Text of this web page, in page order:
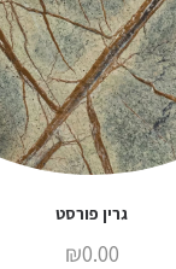
גרין פורסט
₪0.00